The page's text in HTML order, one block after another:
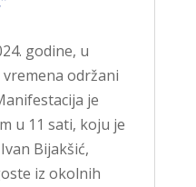
godine, u
održani
je
u 11 sati, koju je
Bijakšić,
iz okolnih